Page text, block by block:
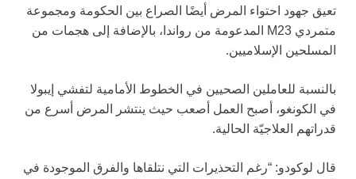
تعيق جهود احتواء المرض أيضًا الصراع بين الحكومة ومجموعة
متمردي M23 المدعومة من رواندا، بالإضافة إلى هجمات من
المسلحين الإسلاميين.
بالنسبة للعاملين الصحيين في الخطوط الأمامية لتفشي إيبولا
في الكونغو، أصبح العمل أصعب حيث ينتشر المرض أسرع من
قدراتهم العلاجيّة الحالية.
قال لوكودو: “رغم التحذيرات التي نتلقاها والفرق الموجودة في